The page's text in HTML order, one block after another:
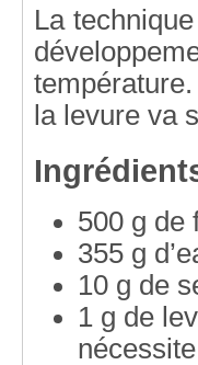
La
la levure va
500 g de
355 g
10 g de
1 g de